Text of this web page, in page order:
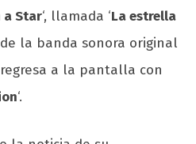
a Star‘, llamada ‘La estrella
la banda sonora original
regresa a la pantalla con
‘.